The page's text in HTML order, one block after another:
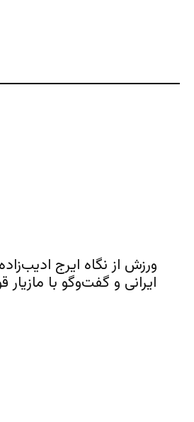
ورزش از نگاه ایرج